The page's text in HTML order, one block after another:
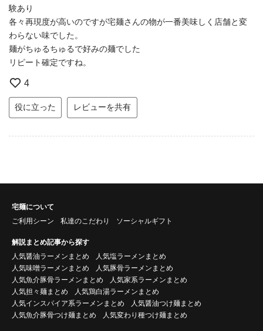
験あり
各々再現度が高いのですが宅麺さんの物が一番美味しく店舗と変
わらない味でした。
麺がちゅるちゅるで好みの麺でした
リピート確定ですね。
4
役に立った レビューを共有
宅麺について
ご利用シーン
私達のこだわり ソーシャルギフト
解説まとめ記事から探す
人気醤油ラーメンまとめ
人気塩ラーメンまとめ
人気味噌ラーメンまとめ
人気豚骨ラーメンまとめ
人気魚介豚骨ラーメンまとめ
人気家系ラーメンまとめ
人気担々麺まとめ
人気鶏白湯ラーメンまとめ
人気インスパイア系ラーメンまとめ
人気醤油つけ麺まとめ
人気魚介豚骨つけ麺まとめ
人気変わり種つけ麺まとめ